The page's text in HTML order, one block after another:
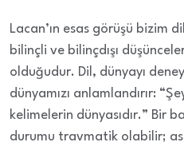
Lacan’ın esas görüşü bizim
bilinçli ve bilinçdışı
olduğudur. Dil, dünyayı
dünyamızı anlamlandırır:
kelimelerin dünyasıdır.” Bir
durumu travmatik olabilir;